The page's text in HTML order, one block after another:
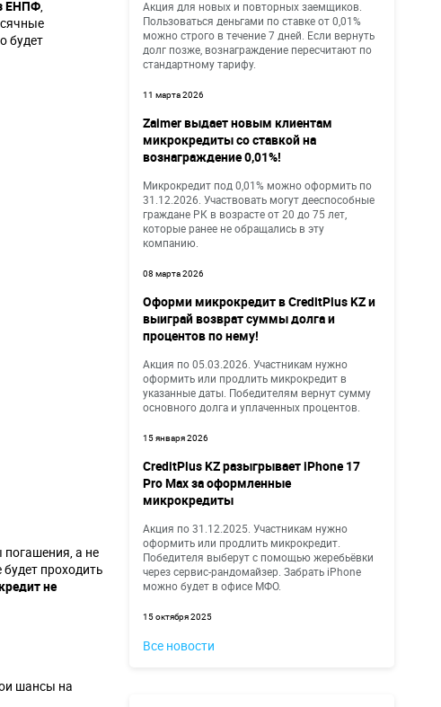
Акция для новых и повторных заемщиков.
Пользоваться деньгами по ставке от 0,01%
можно строго в течение 7 дней. Если вернуть
долг позже, вознаграждение пересчитают по
стандартному тарифу.
11 марта 2026
Zaimer выдает новым клиентам
микрокредиты со ставкой на
вознаграждение 0,01%!
Микрокредит под 0,01% можно оформить по
31.12.2026. Участвовать могут дееспособные
граждане РК в возрасте от 20 до 75 лет,
которые ранее не обращались в эту
компанию.
08 марта 2026
Оформи микрокредит в CreditPlus KZ и
выиграй возврат суммы долга и
процентов по нему!
Акция по 05.03.2026. Участникам нужно
оформить или продлить микрокредит в
указанные даты. Победителям вернут сумму
основного долга и уплаченных процентов.
15 января 2026
CreditPlus KZ разыгрывает iPhone 17
Pro Max за оформленные
микрокредиты
Акция по 31.12.2025. Участникам нужно
оформить или продлить микрокредит.
Победителя выберут с помощью жеребьёвки
через сервис-рандомайзер. Забрать iPhone
можно будет в офисе МФО.
15 октября 2025
Все новости
ЕНПФ,
будет
погашения, а не
проходить
не
шансы на